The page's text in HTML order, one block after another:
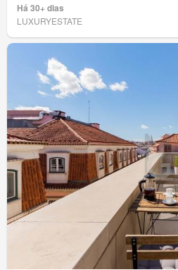
Há 30+ dias
LUXURYESTATE